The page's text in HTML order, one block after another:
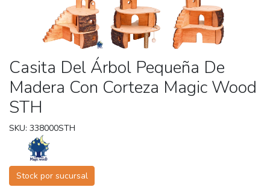
Casita Del Árbol Pequeña De
Madera Con Corteza Magic Wood
STH
SKU: 338000STH
Stock por sucursal